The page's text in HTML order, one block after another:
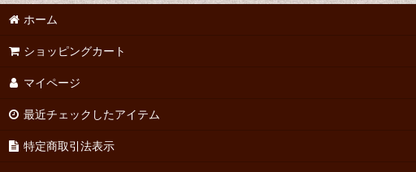
ホーム
ショッピングカート
マイページ
最近チェックしたアイテム
特定商取引法表示